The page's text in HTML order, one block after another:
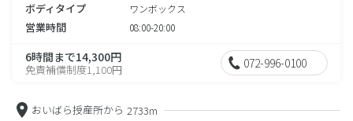
ボディタイプ ワンボックス
営業時間 08:00-20:00
6時間まで14,300円
免責補償制度1,100円 072-996-0100
おいばら授産所から 2733m